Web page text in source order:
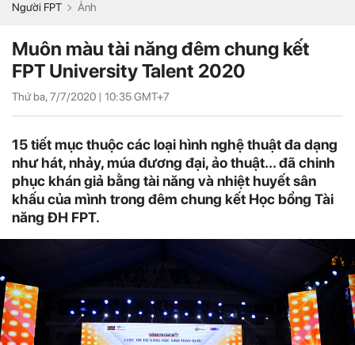
Người FPT Ảnh
Muôn màu tài năng đêm chung kết
FPT University Talent 2020
Thứ ba, 7/7/2020 | 10:35GMT+7
15 tiết mục thuộc các loại hình nghệ thuật đa dạng
như hát, nhảy, múa đương đại, ảo thuật... đã chinh
phục khán giả bằng tài năng và nhiệt huyết sân
khấu của mình trong đêm chung kết Học bổng Tài
năng ĐH FPT.